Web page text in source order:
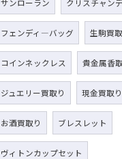
サンローラン クリスチャン
フェンディ―バッグ 生駒買
コインネックレス 貴金属香取
ジュエリー買取り 現金買取り
お酒買取り ブレスレット
ヴィトンカップセット